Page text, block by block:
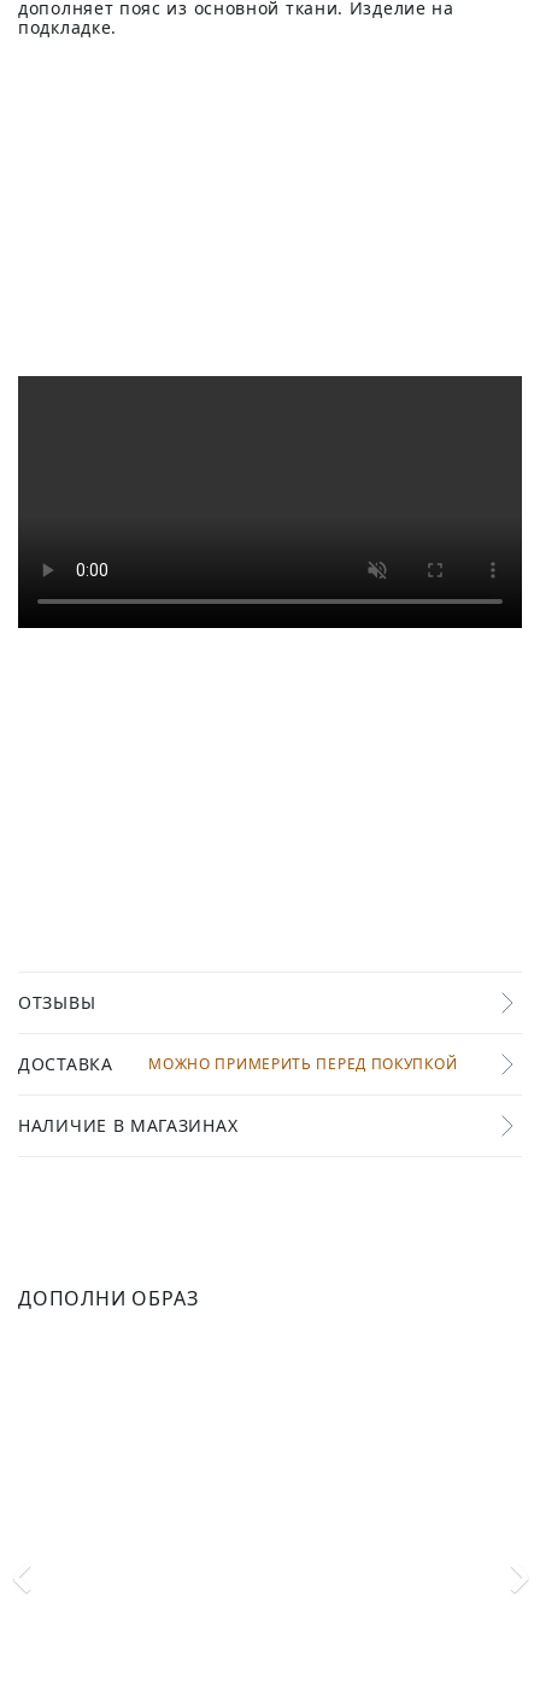
дополняет пояс из основной ткани. Изделие на
подкладке.
ОТЗЫВЫ
ДОСТАВКА МОЖНО ПРИМЕРИТЬ ПЕРЕД ПОКУПКОЙ
НАЛИЧИЕ В МАГАЗИНАХ
ДОПОЛНИ ОБРАЗ